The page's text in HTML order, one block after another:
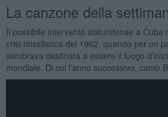
La canzone della
Il possibile intervento statunitense a Cuba
crisi missilistica del 1962, quando per un
sembrava destinata a essere il luogo
mondiale. Di cui l’anno successivo, cantò